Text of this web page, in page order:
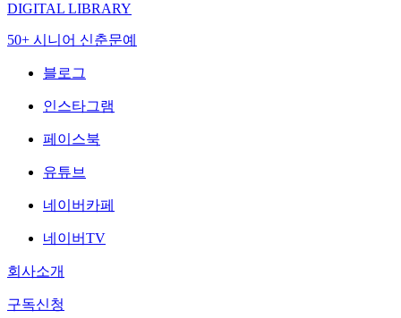
DIGITAL LIBRARY
50+ 시니어 신춘문예
블로그
인스타그램
페이스북
유튜브
네이버카페
네이버TV
회사소개
구독신청